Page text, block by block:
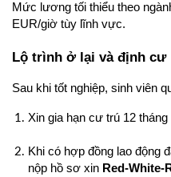
Mức lương tối thiểu theo
EUR/giờ tùy lĩnh vực.
Lộ trình ở lại và định cư
Sau khi tốt nghiệp, sinh viên
Xin gia hạn cư trú 12
Khi có hợp đồng lao động
nộp hồ sơ xin Red-White-